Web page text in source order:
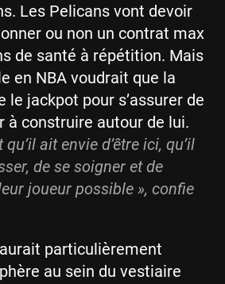
Les Pelicans vont devoir
ou non un contrat max
de santé à répétition. Mais
en NBA voudrait que la
jackpot pour s’assurer de
à construire autour de lui.
ait envie d’être ici, qu’il
de se soigner et de
joueur possible », confie
particulièrement
au sein du vestiaire